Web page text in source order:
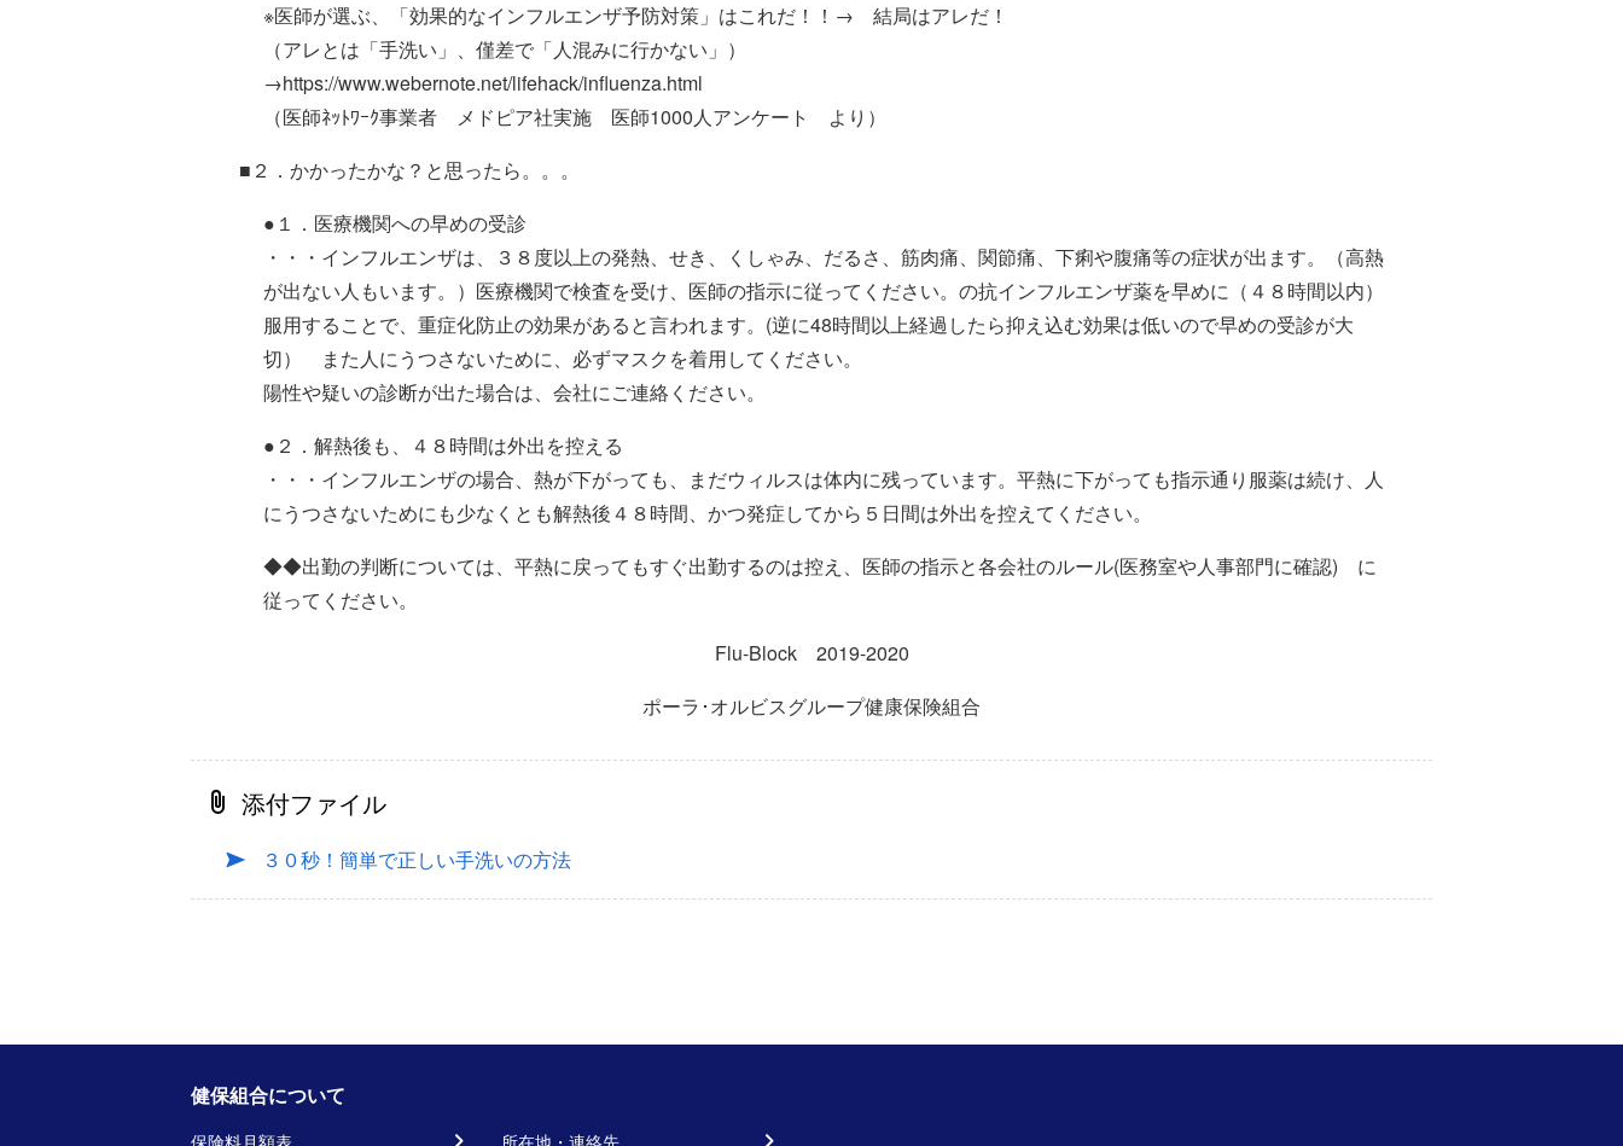
※医師が選ぶ、「効果的なインフルエンザ予防対策」はこれだ！！→ 結局はアレだ！
（アレとは「手洗い」、僅差で「人混みに行かない」）
→https://www.webernote.net/lifehack/influenza.html
（医師ﾈｯﾄﾜｰｸ事業者 メドピア社実施 医師1000人アンケート より）
■２．かかったかな？と思ったら。。。
●１．医療機関への早めの受診
・・・インフルエンザは、３８度以上の発熱、せき、くしゃみ、だるさ、筋肉痛、関節痛、下痢や腹痛等の症状が出ます。（高熱
が出ない人もいます。）医療機関で検査を受け、医師の指示に従ってください。の抗インフルエンザ薬を早めに（４８時間以内）
服用することで、重症化防止の効果があると言われます。(逆に48時間以上経過したら抑え込む効果は低いので早めの受診が大
切） また人にうつさないために、必ずマスクを着用してください。
陽性や疑いの診断が出た場合は、会社にご連絡ください。
●２．解熱後も、４８時間は外出を控える
・・・インフルエンザの場合、熱が下がっても、まだウィルスは体内に残っています。平熱に下がっても指示通り服薬は続け、人
にうつさないためにも少なくとも解熱後４８時間、かつ発症してから５日間は外出を控えてください。
◆◆出勤の判断については、平熱に戻ってもすぐ出勤するのは控え、医師の指示と各会社のルール(医務室や人事部門に確認) に
従ってください。
Flu-Block 2019-2020
ポーラ･オルビスグループ健康保険組合
添付ファイル
３０秒！簡単で正しい手洗いの方法
健保組合について
保険料月額表 所在地・連絡先